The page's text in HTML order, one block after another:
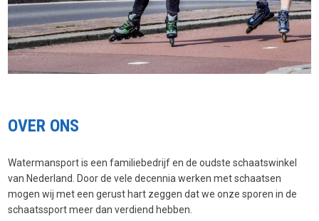
OVER ONS
Watermansport is een familiebedrijf en de oudste schaatswinkel
van Nederland. Door de vele decennia werken met schaatsen
mogen wij met een gerust hart zeggen dat we onze sporen in de
schaatssport meer dan verdiend hebben.